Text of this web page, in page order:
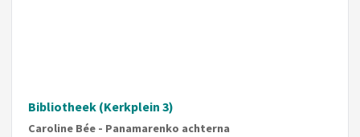
Bibliotheek (Kerkplein 3)
Caroline Bée - Panamarenko achterna